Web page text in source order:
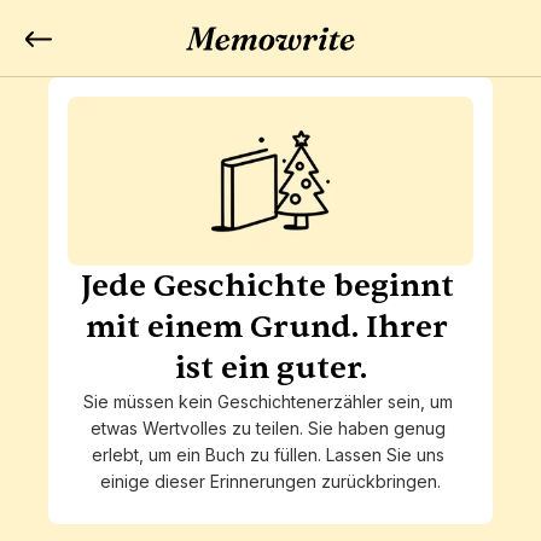
Jede Geschichte beginnt
mit einem Grund. Ihrer
ist ein guter.
Sie müssen kein Geschichtenerzähler sein, um
etwas Wertvolles zu teilen. Sie haben genug
erlebt, um ein Buch zu füllen. Lassen Sie uns
einige dieser Erinnerungen zurückbringen.